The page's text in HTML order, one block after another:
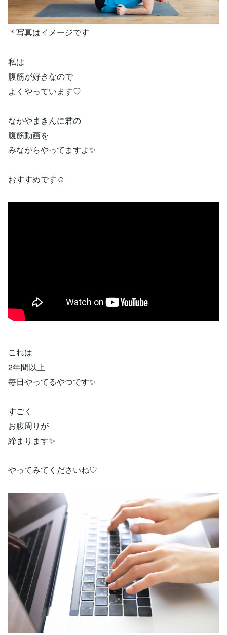
＊写真はイメージです
私は
腹筋が好きなので
よくやっています♡
なかやまきんに君の
腹筋動画を
みながらやってますよ✨
おすすめです☺️
これは
2年間以上
毎日やってるやつです✨
すごく
お腹周りが
締まります✨
やってみてくださいね♡